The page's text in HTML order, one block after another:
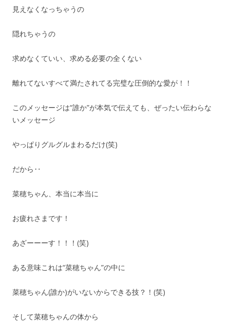
見えなくなっちゃうの
隠れちゃうの
求めなくていい、求める必要の全くない
離れてないすべて満たされてる完璧な圧倒的な愛が！！
このメッセージは“誰か”が本気で伝えても、ぜったい伝わらな
いメッセージ
やっぱりグルグルまわるだけ(笑)
だから‥
菜穂ちゃん、本当に本当に
お疲れさまです！
あざーーーす！！！(笑)
ある意味これは“菜穂ちゃん”の中に
菜穂ちゃん(誰か)がいないからできる技？！(笑)
そして菜穂ちゃんの体から